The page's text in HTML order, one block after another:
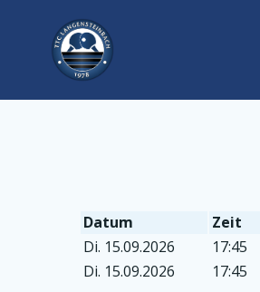
springen
Datum Zeit
Di. 15.09.2026
17:45
Di. 15.09.2026
17:45